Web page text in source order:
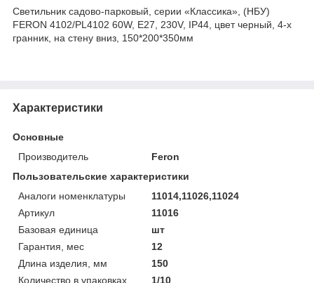
Светильник садово-парковый, серии «Классика», (НБУ)
FERON 4102/PL4102 60W, E27, 230V, IP44, цвет черный, 4-х
гранник, на стену вниз, 150*200*350мм
Характеристики
Основные
Производитель
Feron
Пользовательские характеристики
Аналоги номенклатуры
11014,11026,11024
Артикул
11016
Базовая единица
шт
Гарантия, мес
12
Длина изделия, мм
150
Количество в упаковках
1/10